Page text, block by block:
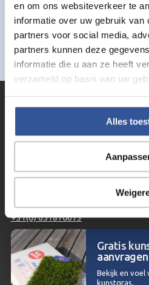
en om ons websiteverkeer te
informatie over uw gebruik van
partners voor social media,
partners kunnen deze
informatie die u aan ze heeft
verzameld op basis van uw
Alles
Geen producten gevonden
voldoen.
De kunstgras shop voor de doe-
CONTACTEER ONS
info@kunstgrasdump.be
+31(0) 651870673
Copyright © 2026 |
Gratis
aanvragen
Bekijk en voel
kunstgras.